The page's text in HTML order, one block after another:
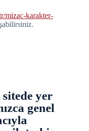
mizac-karakter-
yer
genel